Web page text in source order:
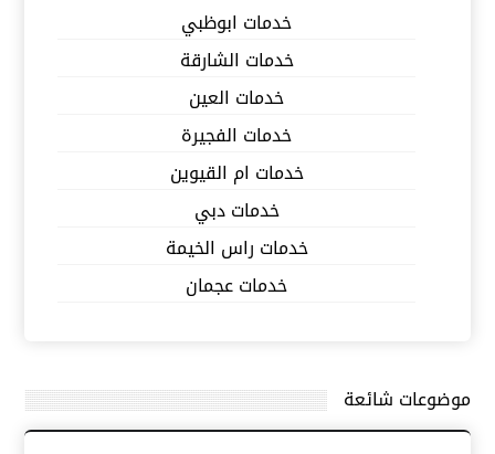
خدمات ابوظبي
خدمات الشارقة
خدمات العين
خدمات الفجيرة
خدمات ام القيوين
خدمات دبي
خدمات راس الخيمة
خدمات عجمان
موضوعات شائعة